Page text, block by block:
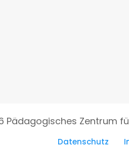
Pädagogisches Zentrum
Datenschutz